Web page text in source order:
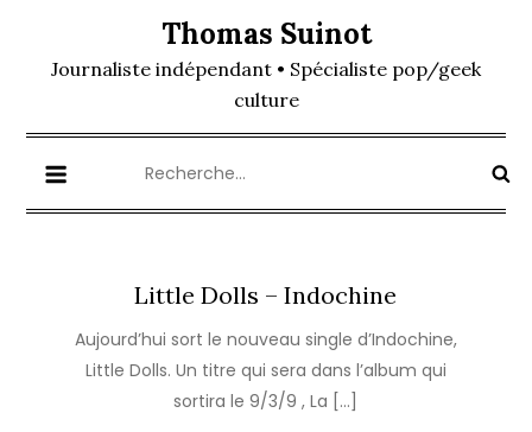
content
Thomas Suinot
Journaliste indépendant • Spécialiste pop/geek
culture
Little Dolls – Indochine
Aujourd’hui sort le nouveau single d’Indochine,
Little Dolls. Un titre qui sera dans l’album qui
sortira le 9/3/9 , La […]